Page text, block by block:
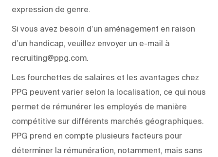
expression de genre.
Si vous avez besoin d’un aménagement en raison
d’un handicap, veuillez envoyer un e-mail à
recruiting@ppg.com.
Les fourchettes de salaires et les avantages chez
PPG peuvent varier selon la localisation, ce qui nous
permet de rémunérer les employés de manière
compétitive sur différents marchés géographiques.
PPG prend en compte plusieurs facteurs pour
déterminer la rémunération, notamment, mais sans